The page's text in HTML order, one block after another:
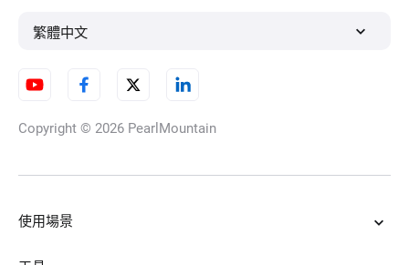
繁體中文
Copyright © 2026 PearlMountain
使用場景